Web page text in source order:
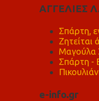
ΑΓΓΕΛΙΕΣ
Σπάρτη,
Ζητείται
Μαγούλα
Σπάρτη -
e-info.gr